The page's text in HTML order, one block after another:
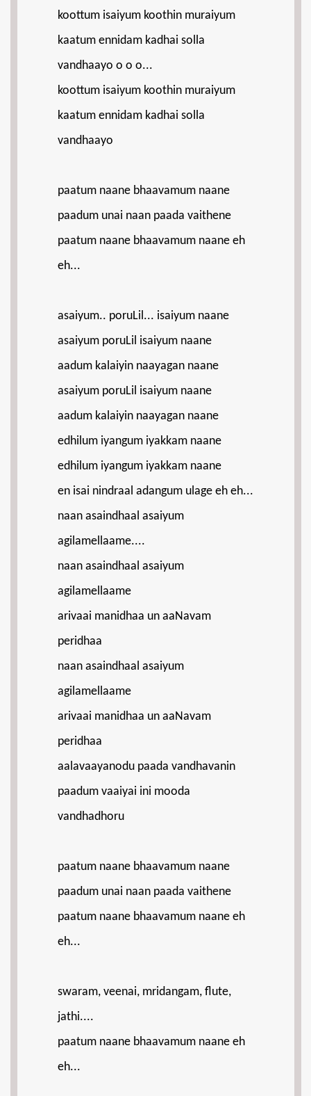
koottum isaiyum koothin muraiyum
kaatum ennidam kadhai solla
vandhaayo o o o...
koottum isaiyum koothin muraiyum
kaatum ennidam kadhai solla
vandhaayo
paatum naane bhaavamum naane
paadum unai naan paada vaithene
paatum naane bhaavamum naane eh
eh...
asaiyum.. poruLil... isaiyum naane
asaiyum poruLil isaiyum naane
aadum kalaiyin naayagan naane
asaiyum poruLil isaiyum naane
aadum kalaiyin naayagan naane
edhilum iyangum iyakkam naane
edhilum iyangum iyakkam naane
en isai nindraal adangum ulage eh eh...
naan asaindhaal asaiyum
agilamellaame....
naan asaindhaal asaiyum
agilamellaame
arivaai manidhaa un aaNavam
peridhaa
naan asaindhaal asaiyum
agilamellaame
arivaai manidhaa un aaNavam
peridhaa
aalavaayanodu paada vandhavanin
paadum vaaiyai ini mooda
vandhadhoru
paatum naane bhaavamum naane
paadum unai naan paada vaithene
paatum naane bhaavamum naane eh
eh...
swaram, veenai, mridangam, flute,
jathi....
paatum naane bhaavamum naane eh
eh...